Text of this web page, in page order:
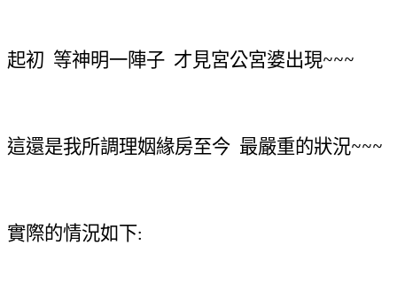
起初 等神明一陣子 才見宮公宮婆出現~~~
這還是我所調理姻緣房至今 最嚴重的狀況~~~
實際的情況如下: